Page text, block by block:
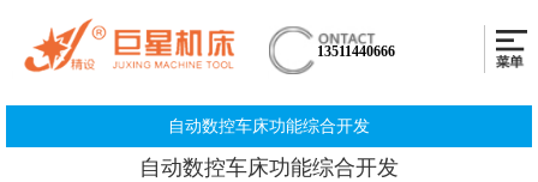
13511440666
自动数控车床功能综合开发
自动数控车床功能综合开发